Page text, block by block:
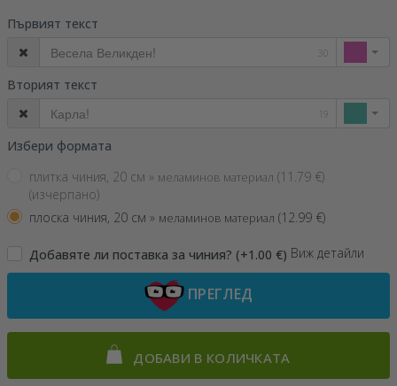
Първият текст
30
Вторият текст
19
Избери формата
плитка чиния, 20 см » меламинов материал (11.79 €)
(изчерпано)
плоска чиния, 20 см » меламинов материал (12.99 €)
Добавяте ли поставка за чиния? (+1.00 €) Виж детайли
ПРЕГЛЕД
ДОБАВИ В КОЛИЧКАТА